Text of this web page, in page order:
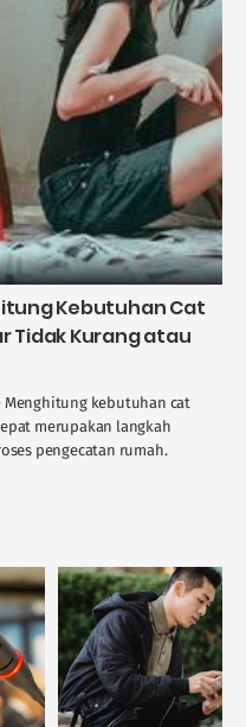
Kebutuhan Cat
Tidak Kurang atau
Menghitung kebutuhan cat
merupakan langkah
pengecatan rumah.
akurat akan menghindarkan
cat yang berlebihan atau ....